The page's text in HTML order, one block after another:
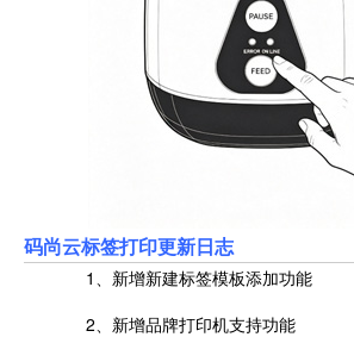
码尚云标签打印更新日志
1、新增新建标签模板添加功能
2、新增品牌打印机支持功能